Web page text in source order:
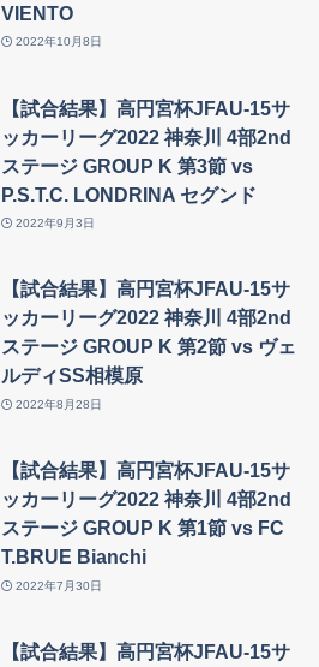
VIENTO
2022年10月8日
【試合結果】高円宮杯JFAU-15サ
ッカーリーグ2022 神奈川 4部2nd
ステージ GROUP K 第3節 vs
P.S.T.C. LONDRINA セグンド
2022年9月3日
【試合結果】高円宮杯JFAU-15サ
ッカーリーグ2022 神奈川 4部2nd
ステージ GROUP K 第2節 vs ヴェ
ルディSS相模原
2022年8月28日
【試合結果】高円宮杯JFAU-15サ
ッカーリーグ2022 神奈川 4部2nd
ステージ GROUP K 第1節 vs FC
T.BRUE Bianchi
2022年7月30日
【試合結果】高円宮杯JFAU-15サ